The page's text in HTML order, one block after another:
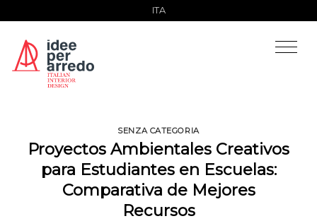
contenuti
ITA
SENZA CATEGORIA
Proyectos Ambientales Creativos
para Estudiantes en Escuelas:
Comparativa de Mejores
Recursos